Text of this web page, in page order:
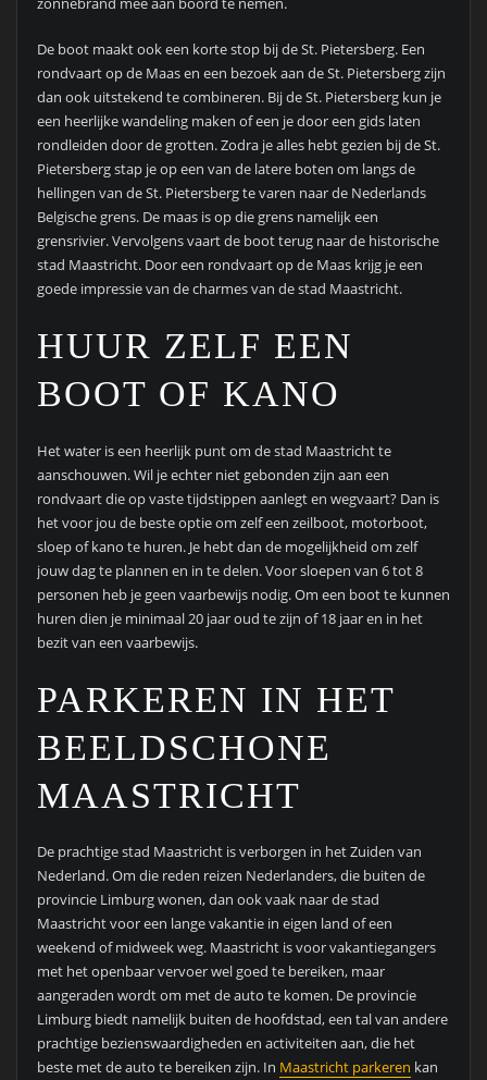
De boot maakt ook een korte stop bij de St. Pietersberg. Een
rondvaart op de Maas en een bezoek aan de St. Pietersberg zijn
dan ook uitstekend te combineren. Bij de St. Pietersberg kun je
een heerlijke wandeling maken of een je door een gids laten
rondleiden door de grotten. Zodra je alles hebt gezien bij de St.
Pietersberg stap je op een van de latere boten om langs de
hellingen van de St. Pietersberg te varen naar de Nederlands
Belgische grens. De maas is op die grens namelijk een
grensrivier. Vervolgens vaart de boot terug naar de historische
stad Maastricht. Door een rondvaart op de Maas krijg je een
goede impressie van de charmes van de stad Maastricht.
HUUR ZELF EEN
BOOT OF KANO
Het water is een heerlijk punt om de stad Maastricht te
aanschouwen. Wil je echter niet gebonden zijn aan een
rondvaart die op vaste tijdstippen aanlegt en wegvaart? Dan is
het voor jou de beste optie om zelf een zeilboot, motorboot,
sloep of kano te huren. Je hebt dan de mogelijkheid om zelf
jouw dag te plannen en in te delen. Voor sloepen van 6 tot 8
personen heb je geen vaarbewijs nodig. Om een boot te kunnen
huren dien je minimaal 20 jaar oud te zijn of 18 jaar en in het
bezit van een vaarbewijs.
PARKEREN IN HET
BEELDSCHONE
MAASTRICHT
De prachtige stad Maastricht is verborgen in het Zuiden van
Nederland. Om die reden reizen Nederlanders, die buiten de
provincie Limburg wonen, dan ook vaak naar de stad
Maastricht voor een lange vakantie in eigen land of een
weekend of midweek weg. Maastricht is voor vakantiegangers
met het openbaar vervoer wel goed te bereiken, maar
aangeraden wordt om met de auto te komen. De provincie
Limburg biedt namelijk buiten de hoofdstad, een tal van andere
prachtige bezienswaardigheden en activiteiten aan, die het
beste met de auto te bereiken zijn. In Maastricht parkeren kan